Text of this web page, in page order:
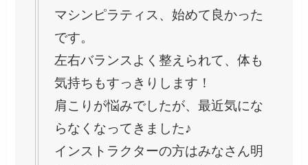
マシンピラティス、始めて良かった
です。
左右バランスよく整えられて、体も
気持ちもすっきりします！
肩こりが悩みでしたが、最近気にな
らなくなってきました♪
インストラクターの方はみなさん明